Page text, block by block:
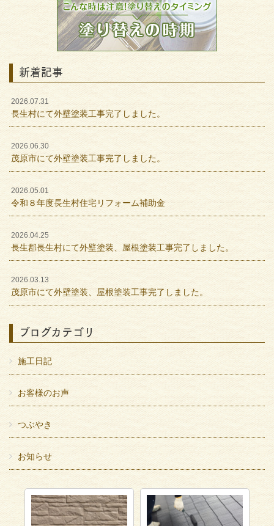
新着記事
2026.07.31
長生村にて外壁塗装工事完了しました。
2026.06.30
茂原市にて外壁塗装工事完了しました。
2026.05.01
令和８年度長生村住宅リフォーム補助金
2026.04.25
長生郡長生村にて外壁塗装、屋根塗装工事完了しました。
2026.03.13
茂原市にて外壁塗装、屋根塗装工事完了しました。
ブログカテゴリ
施工日記
お客様のお声
つぶやき
お知らせ